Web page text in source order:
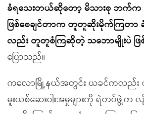
ခံရသေးတယ်ဆိုတော့ မိသားစု ဘက်က
ဖြစ်စေချင်တာက တူတူဆိုးမိုက်ကြတာ
လည်း တူတူစံကြဆိုတဲ့ သဘောမျိုးပဲ ဖြ
ပြောသည်။
ကလောမြို့နယ်အတွင်း ယခင်ကလည်း
မူးယစ်ဆေးဝါးအမှုများကို ရဲတပ်ဖွဲ့က